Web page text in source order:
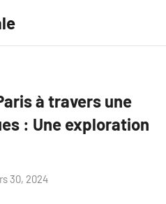
à travers une
: Une exploration
30, 2024